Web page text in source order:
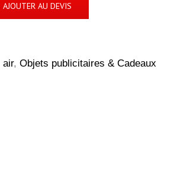
AJOUTER AU DEVIS
air, Objets publicitaires & Cadeaux